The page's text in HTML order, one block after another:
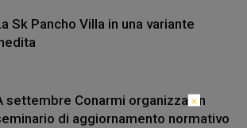
Sk Pancho Villa in una variante
settembre Conarmi organizza un
di aggiornamento normativo
×